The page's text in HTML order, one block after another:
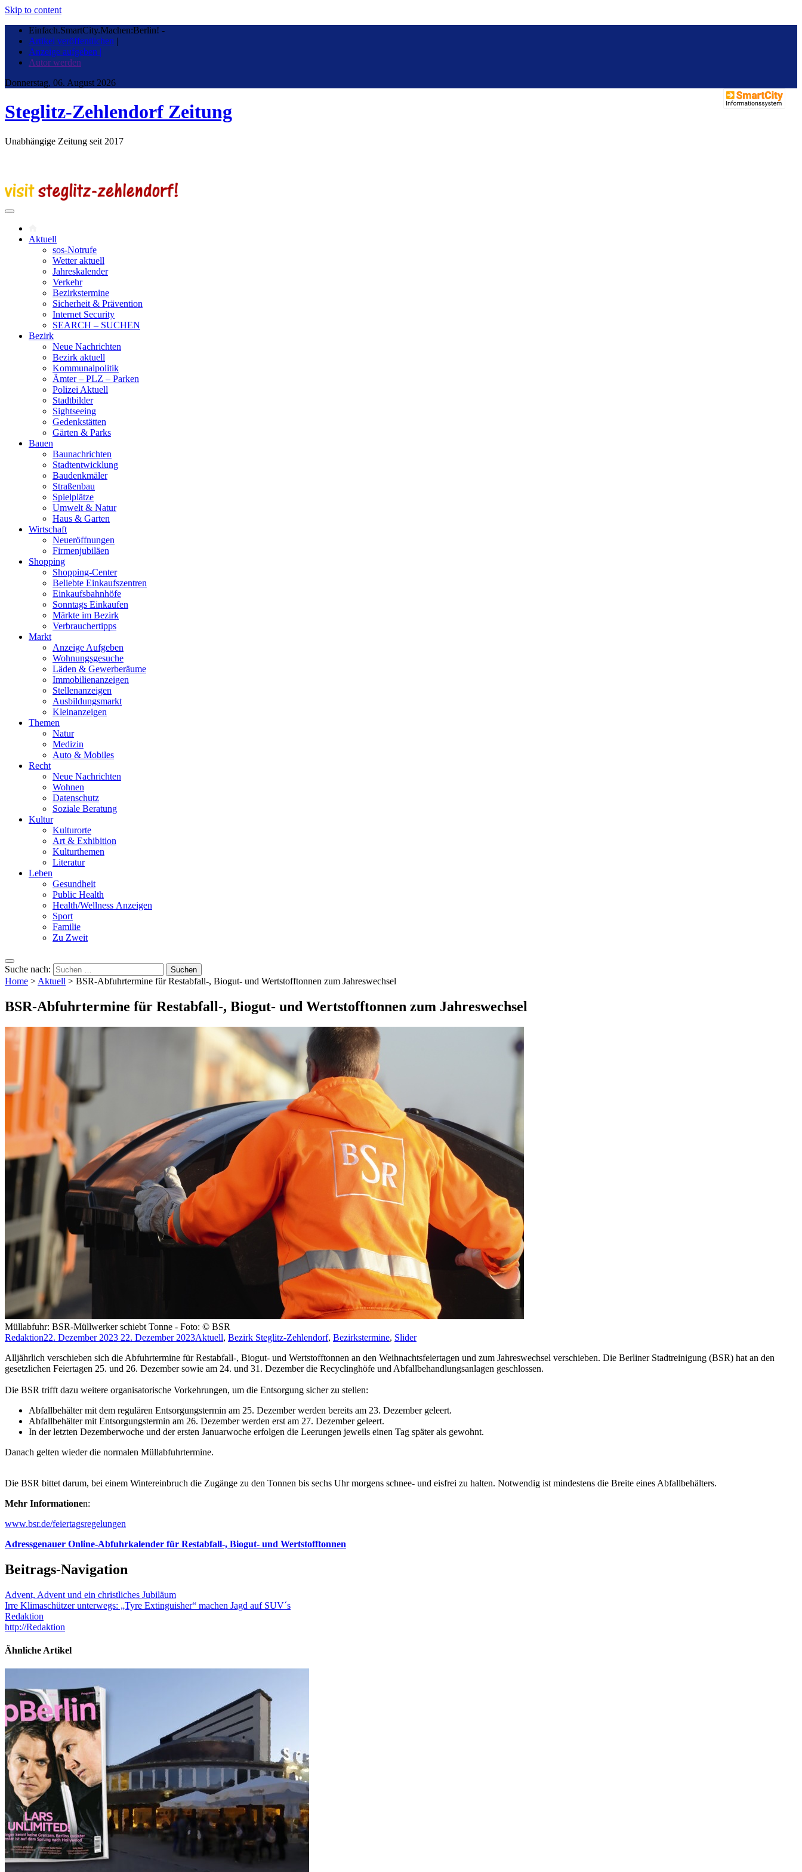
Skip to content
Einfach.SmartCity.Machen:Berlin! -
Artikel veröffentlichen |
Anzeige aufgeben |
Autor werden
Donnerstag, 06. August 2026
Steglitz-Zehlendorf Zeitung
Unabhängige Zeitung seit 2017
Aktuell
sos-Notrufe
Wetter aktuell
Jahreskalender
Verkehr
Bezirkstermine
Sicherheit & Prävention
Internet Security
SEARCH – SUCHEN
Bezirk
Neue Nachrichten
Bezirk aktuell
Kommunalpolitik
Ämter – PLZ – Parken
Polizei Aktuell
Stadtbilder
Sightseeing
Gedenkstätten
Gärten & Parks
Bauen
Baunachrichten
Stadtentwicklung
Baudenkmäler
Straßenbau
Spielplätze
Umwelt & Natur
Haus & Garten
Wirtschaft
Neueröffnungen
Firmenjubiläen
Shopping
Shopping-Center
Beliebte Einkaufszentren
Einkaufsbahnhöfe
Sonntags Einkaufen
Märkte im Bezirk
Verbrauchertipps
Markt
Anzeige Aufgeben
Wohnungsgesuche
Läden & Gewerberäume
Immobilienanzeigen
Stellenanzeigen
Ausbildungsmarkt
Kleinanzeigen
Themen
Natur
Medizin
Auto & Mobiles
Recht
Neue Nachrichten
Wohnen
Datenschutz
Soziale Beratung
Kultur
Kulturorte
Art & Exhibition
Kulturthemen
Literatur
Leben
Gesundheit
Public Health
Health/Wellness Anzeigen
Sport
Familie
Zu Zweit
Suche nach:
Home > Aktuell > BSR-Abfuhrtermine für Restabfall-, Biogut- und Wertstofftonnen zum Jahreswechsel
BSR-Abfuhrtermine für Restabfall-, Biogut- und Wertstofftonnen zum Jahreswechsel
Müllabfuhr: BSR-Müllwerker schiebt Tonne - Foto: © BSR
Redaktion22. Dezember 2023 22. Dezember 2023Aktuell, Bezirk Steglitz-Zehlendorf, Bezirkstermine, Slider
Alljährlich verschieben sich die Abfuhrtermine für Restabfall-, Biogut- und Wertstofftonnen an den Weihnachtsfeiertagen und zum Jahreswechsel verschieben. Die Berliner Stadtreinigung (BSR) hat an den
gesetzlichen Feiertagen 25. und 26. Dezember sowie am 24. und 31. Dezember die Recyclinghöfe und Abfallbehandlungsanlagen geschlossen.
Die BSR trifft dazu weitere organisatorische Vorkehrungen, um die Entsorgung sicher zu stellen:
Abfallbehälter mit dem regulären Entsorgungstermin am 25. Dezember werden bereits am 23. Dezember geleert.
Abfallbehälter mit Entsorgungstermin am 26. Dezember werden erst am 27. Dezember geleert.
In der letzten Dezemberwoche und der ersten Januarwoche erfolgen die Leerungen jeweils einen Tag später als gewohnt.
Danach gelten wieder die normalen Müllabfuhrtermine.
Die BSR bittet darum, bei einem Wintereinbruch die Zugänge zu den Tonnen bis sechs Uhr morgens schnee- und eisfrei zu halten. Notwendig ist mindestens die Breite eines Abfallbehälters.
Mehr Informationen:
www.bsr.de/feiertagsregelungen
Adressgenauer Online-Abfuhrkalender für Restabfall-, Biogut- und Wertstofftonnen
Beitrags-Navigation
Advent, Advent und ein christliches Jubiläum
Irre Klimaschützer unterwegs: „Tyre Extinguisher“ machen Jagd auf SUV´s
Redaktion
http://Redaktion
Ähnliche Artikel